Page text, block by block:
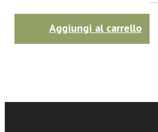
Aggiungi al carrello